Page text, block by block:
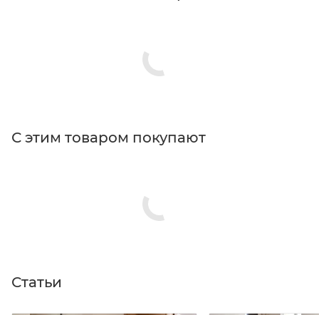
С этим товаром покупают
Статьи